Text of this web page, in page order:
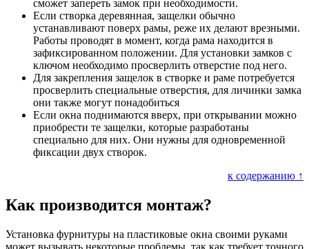
сможет запереть замок при необходимости.
Если створка деревянная, защелки обычно
устанавливают поверх рамы, реже их делают врезными.
Работы проводят в момент, когда рама находится в
зафиксированном положении. Для установки замков с
ключом необходимо просверлить отверстие под него.
Для закрепления защелок в створке и раме потребуется
просверлить специальные отверстия, для личинки замка
они также могут понадобиться
Если окна поднимаются вверх, при открывании можно
приобрести те защелки, которые разработаны
специально для них. Они нужны для одновременной
фиксации двух створок.
к содержанию ↑
Как производится монтаж?
Установка фурнитуры на пластиковые окна своими руками
может вызывать некоторые проблемы, так как требует точного